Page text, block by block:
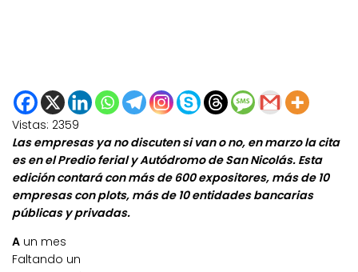
Vistas: 2359
Las empresas ya no discuten si van o no, en marzo la cita
es en el Predio ferial y Autódromo de San Nicolás. Esta
edición contará con más de 600 expositores, más de 10
empresas con plots, más de 10 entidades bancarias
públicas y privadas.
A un mes
Faltando un